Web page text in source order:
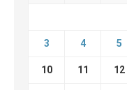
3 4 5
10 11 12